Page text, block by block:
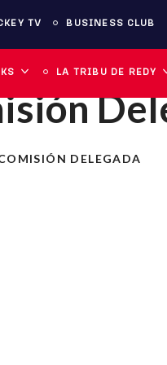
TV BUSINESS CLUB
LA TRIBU DE REDY
DELEGADA